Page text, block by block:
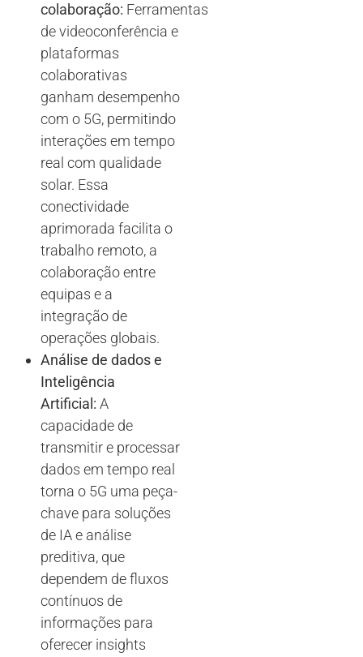
colaboração: Ferramentas
de videoconferência e
plataformas
colaborativas
ganham desempenho
com o 5G, permitindo
interações em tempo
real com qualidade
solar. Essa
conectividade
aprimorada facilita o
trabalho remoto, a
colaboração entre
equipas e a
integração de
operações globais.
Análise de dados e
Inteligência
Artificial: A
capacidade de
transmitir e processar
dados em tempo real
torna o 5G uma peça-
chave para soluções
de IA e análise
preditiva, que
dependem de fluxos
contínuos de
informações para
oferecer insights